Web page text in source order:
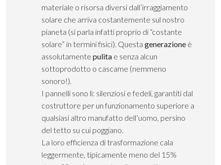
materiale o risorsa diversi dall’irraggiamento
solare che arriva costantemente sul nostro
pianeta (si parla infatti proprio di “costante
solare” in termini fisici). Questa generazione è
assolutamente pulita e senza alcun
sottoprodotto o cascame (nemmeno
sonoro!).
I pannelli sono lì: silenziosi e fedeli, garantiti dal
costruttore per un funzionamento superiore a
qualsiasi altro manufatto dell’uomo, persino
del tetto su cui poggiano.
La loro efficienza di trasformazione cala
leggermente, tipicamente meno del 15%